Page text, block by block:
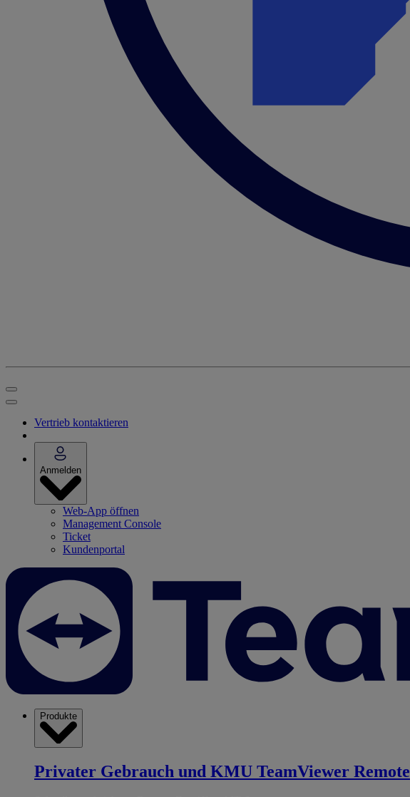
Vertrieb kontaktieren
Anmelden
Web-App öffnen
Management Console
Ticket
Kundenportal
Produkte
Privater Gebrauch und KMU TeamViewer Remote